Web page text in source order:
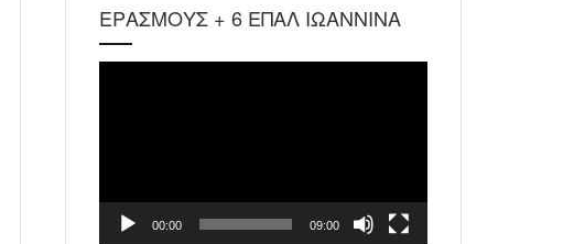
ΕΡΑΣΜΟΥΣ + 6 ΕΠΑΛ ΙΩΑΝΝΙΝΑ
00:00 09:00